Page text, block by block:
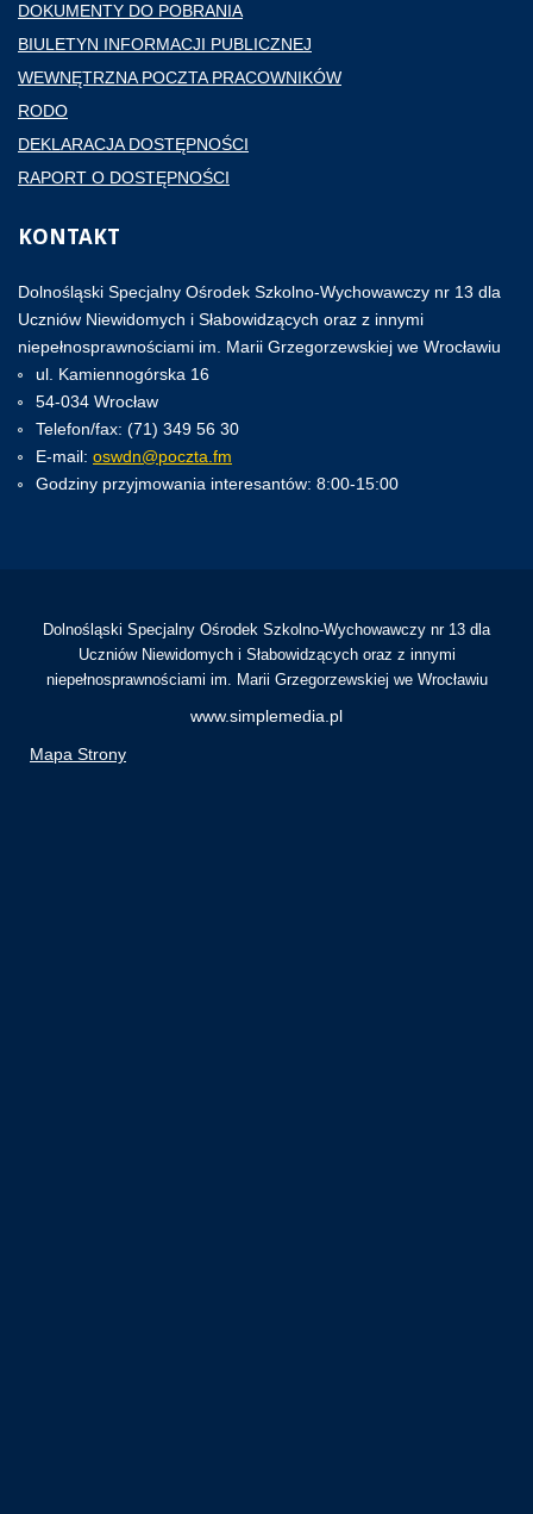
DOKUMENTY DO POBRANIA
BIULETYN INFORMACJI PUBLICZNEJ
WEWNĘTRZNA POCZTA PRACOWNIKÓW
RODO
DEKLARACJA DOSTĘPNOŚCI
RAPORT O DOSTĘPNOŚCI
KONTAKT
Dolnośląski Specjalny Ośrodek Szkolno-Wychowawczy nr 13 dla
Uczniów Niewidomych i Słabowidzących oraz z innymi
niepełnosprawnościami im. Marii Grzegorzewskiej we Wrocławiu
ul. Kamiennogórska 16
54-034 Wrocław
Telefon/fax: (71) 349 56 30
E-mail: oswdn@poczta.fm
Godziny przyjmowania interesantów: 8:00-15:00
Dolnośląski Specjalny Ośrodek Szkolno-Wychowawczy nr 13 dla
Uczniów Niewidomych i Słabowidzących oraz z innymi
niepełnosprawnościami im. Marii Grzegorzewskiej we Wrocławiu
www.simplemedia.pl
Mapa Strony